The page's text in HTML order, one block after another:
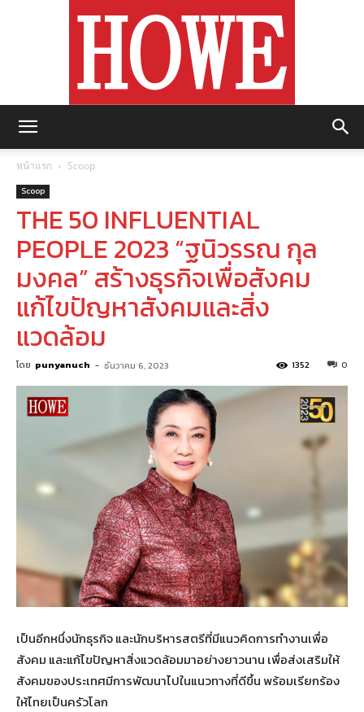
หน้าแรก Scoop
Scoop
THE 50 INFLUENTIAL
PEOPLE 2023 “ฐนิวรรณ กุล
มงคล” สร้างธุรกิจเพื่อสังคม
แก้ไขปัญหาสังคมและสิ่ง
แวดล้อม
โดย punyanuch - ธันวาคม 6, 2023 0
1352
เป็นอีกหนึ่งนักธุรกิจ และนักบริหารสตรีที่มีแนวคิดการทำงานเพื่อ
สังคม และแก้ไขปัญหาสิ่งแวดล้อมมาอย่างยาวนาน เพื่อส่งเสริมให้
สังคมของประเทศมีการพัฒนาไปในแนวทางที่ดีขึ้น พร้อมเรียกร้อง
ให้ไทยเป็นครัวโลก